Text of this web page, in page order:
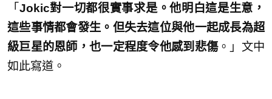
「 Jokic對一切都很實事求是。他明白這是生意，
這些事情都會發生。但失去這位與他一起成長為超
級巨星的恩師，也一定程度令他感到悲傷。」文中
如此寫道。